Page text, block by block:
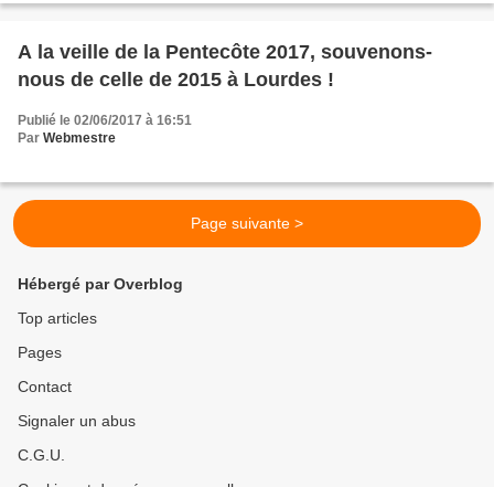
A la veille de la Pentecôte 2017, souvenons-
nous de celle de 2015 à Lourdes !
Publié le 02/06/2017 à 16:51
Par Webmestre
Page suivante >
Hébergé par Overblog
Top articles
Pages
Contact
Signaler un abus
C.G.U.